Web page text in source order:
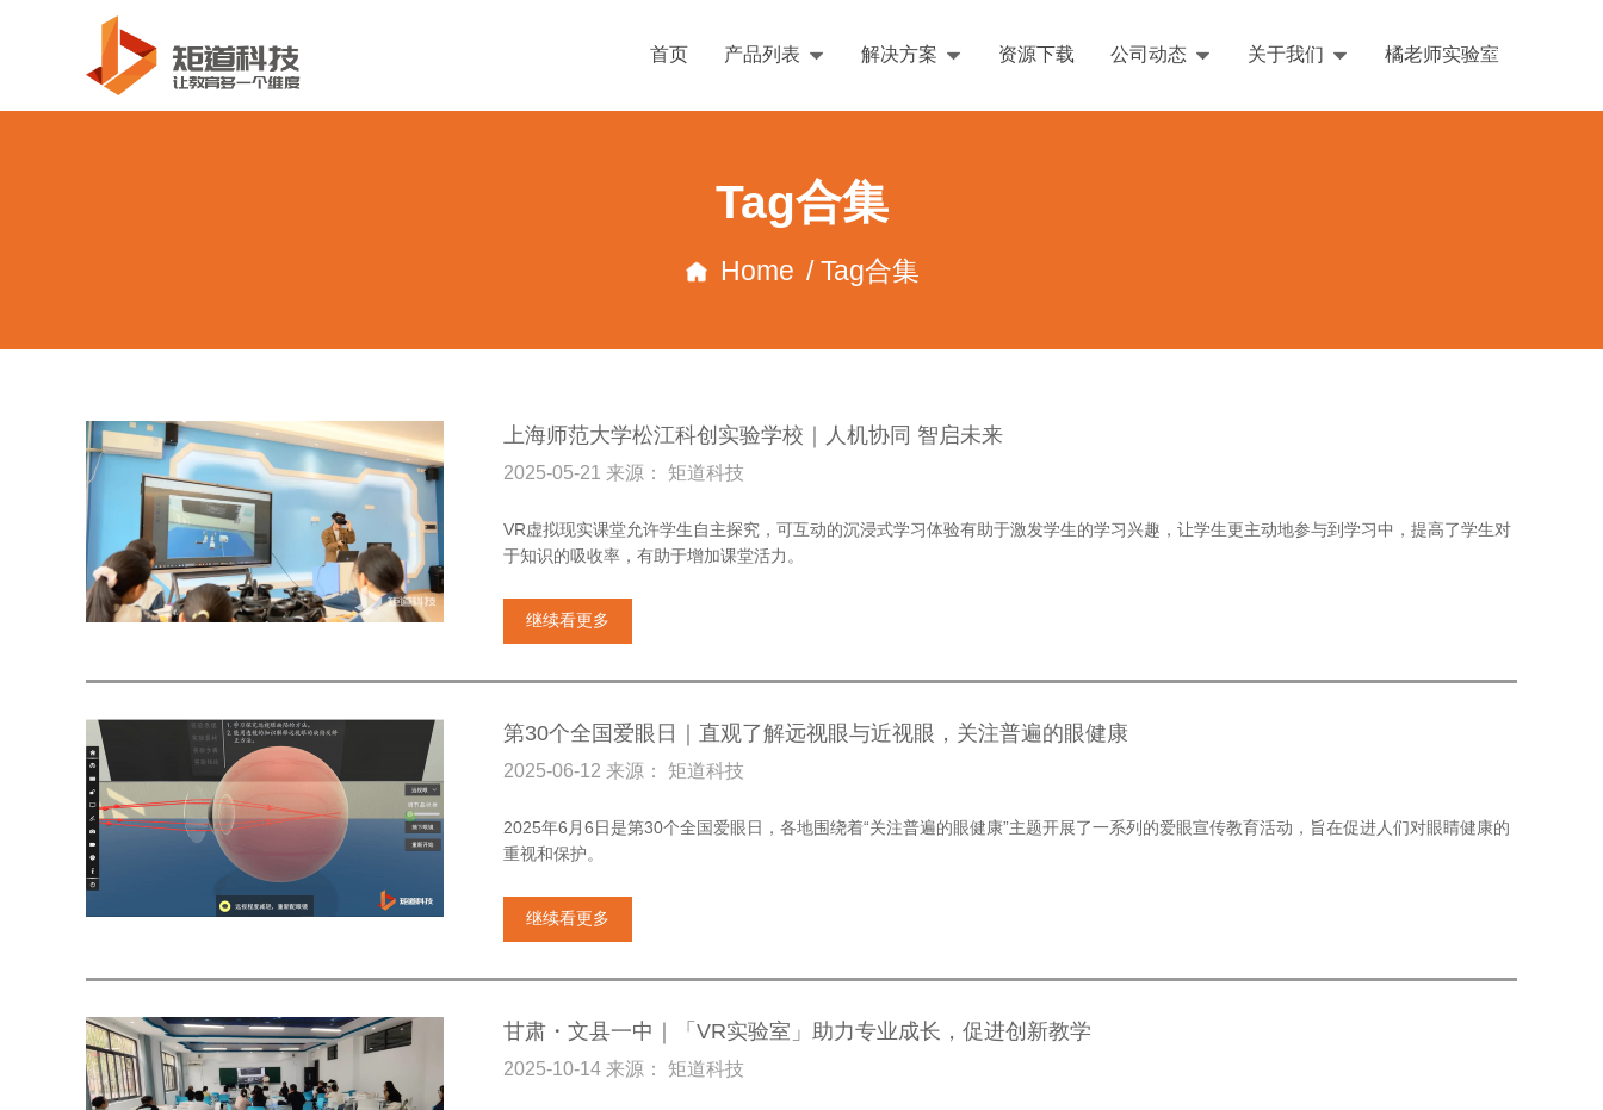
首页 产品列表 解决方案 资源下载 公司动态 关于我们 橘老师实验室English
Tag合集
Home / Tag合集
上海师范大学松江科创实验学校｜人机协同 智启未来
2025-05-21 来源： 矩道科技
VR虚拟现实课堂允许学生自主探究，可互动的沉浸式学习体验有助于激发学生的学习兴趣，让学生更主动地参与到学习中，提高了学生对
于知识的吸收率，有助于增加课堂活力。
继续看更多
第30个全国爱眼日｜直观了解远视眼与近视眼，关注普遍的眼健康
2025-06-12 来源： 矩道科技
2025年6月6日是第30个全国爱眼日，各地围绕着“关注普遍的眼健康”主题开展了一系列的爱眼宣传教育活动，旨在促进人们对眼睛健康的
重视和保护。
继续看更多
甘肃・文县一中｜「VR实验室」助力专业成长，促进创新教学
2025-10-14 来源： 矩道科技